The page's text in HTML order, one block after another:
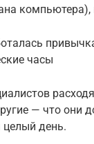
часы
— что они
целый день.